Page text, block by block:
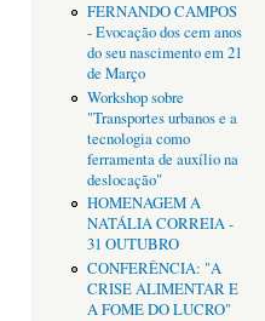
FERNANDO CAMPOS
- Evocação dos cem anos
do seu nascimento em 21
de Março
Workshop sobre
"Transportes urbanos e a
tecnologia como
ferramenta de auxílio na
deslocação"
HOMENAGEM A
NATÁLIA CORREIA -
31 OUTUBRO
CONFERÊNCIA: "A
CRISE ALIMENTAR E
A FOME DO LUCRO"